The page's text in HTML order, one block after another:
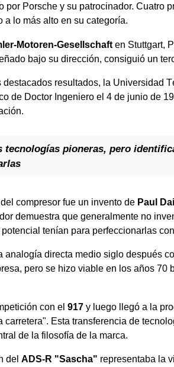
por Porsche y su patrocinador. Cuatro
a lo más alto en su categoría.
Motoren-Gesellschaft en Stuttgart,
bajo su dirección, consiguió un
resultados, la Universidad
de Doctor Ingeniero el 4 de junio de
tecnologías pioneras, pero
compresor fue un invento de Paul
demuestra que generalmente no
tenían para perfeccionarlas
analogía directa medio siglo después
pero se hizo viable en los años 70
con el 917 y luego llegó a la
carretera". Esta transferencia de
de la filosofía de la marca.
del ADS-R "Sascha" representaba la